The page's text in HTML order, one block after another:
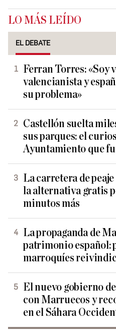
LO MÁS LEÍDO
EL DEBATE
Ferran Torres: «Soy
valencianista y
su problema»
Castellón suelta
sus parques: el
Ayuntamiento que
La carretera de
la alternativa gratis
minutos más
La propaganda de
patrimonio español:
marroquíes
El nuevo gobierno
con Marruecos y
en el Sáhara